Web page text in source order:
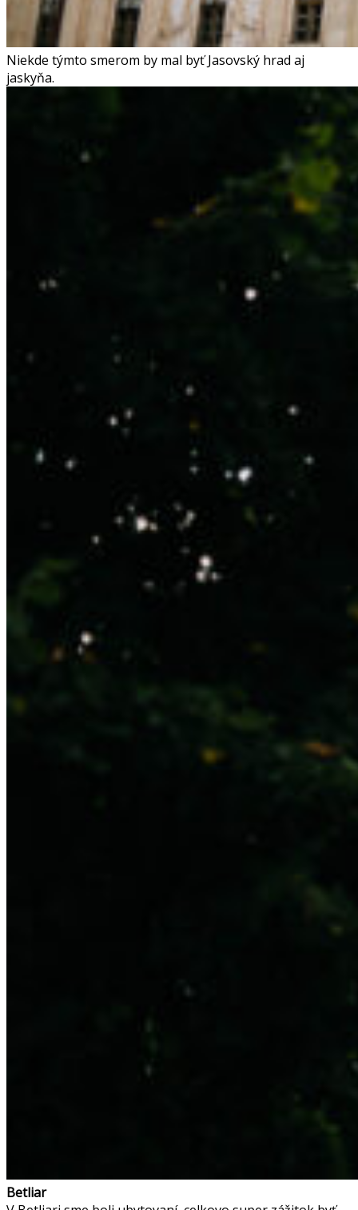
Niekde týmto smerom by mal byť Jasovský hrad aj
jaskyňa.
Betliar